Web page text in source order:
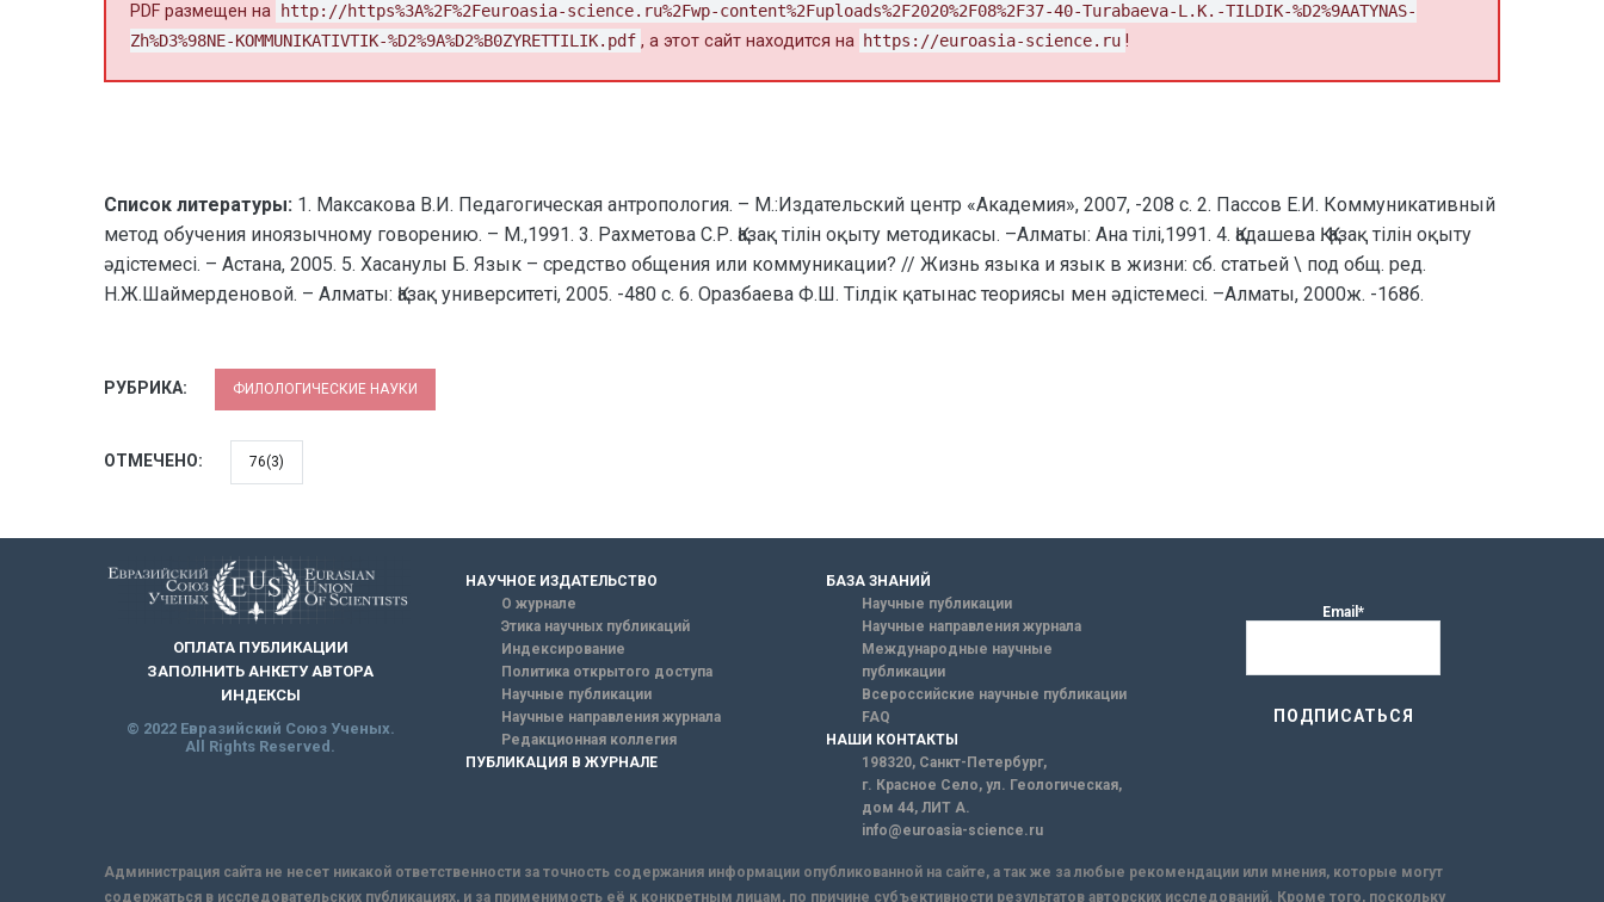
PDF размещен на
http://https%3A%2F%2Feuroasia-science.ru%2Fwp-content%2Fuploads%2F2020%2F08%2F37-40-Turabaeva-L.K.-TILDIK-%D2%9AATYNAS-
Zh%D3%98NE-KOMMUNIKATIVTIK-%D2%9A%D2%B0ZYRETTILIK.pdf , а этот сайт находится на https://euroasia-science.ru !
Список литературы: 1. Максакова В.И. Педагогическая антропология. – М.:Издательский центр «Академия», 2007, -208 с. 2. Пассов Е.И. Коммуникативный
метод обучения иноязычному говорению. – М.,1991. 3. Рахметова С.Р. Қазақ тілін оқыту методикасы. –Алматы: Ана тілі,1991. 4. Қадашева Қ. Қазақ тілін оқыту
әдістемесі. – Астана, 2005. 5. Хасанулы Б. Язык – средство общения или коммуникации? // Жизнь языка и язык в жизни: сб. статьей \ под общ. ред.
Н.Ж.Шаймерденовой. – Алматы: Қазақ университеті, 2005. -480 с. 6. Оразбаева Ф.Ш. Тілдік қатынас теориясы мен әдістемесі. –Алматы, 2000ж. -168б.
РУБРИКА: ФИЛОЛОГИЧЕСКИЕ НАУКИ
ОТМЕЧЕНО: 76(3)
ОПЛАТА ПУБЛИКАЦИИ
ЗАПОЛНИТЬ АНКЕТУ АВТОРА
ИНДЕКСЫ
© 2022 Евразийский Союз Ученых.
All Rights Reserved.
НАУЧНОЕ ИЗДАТЕЛЬСТВО
О журнале
Этика научных публикаций
Индексирование
Политика открытого доступа
Научные публикации
Научные направления журнала
Редакционная коллегия
ПУБЛИКАЦИЯ В ЖУРНАЛЕ
БАЗА ЗНАНИЙ
Научные публикации
Научные направления журнала
Международные научные
публикации
Всероссийские научные публикации
FAQ
НАШИ КОНТАКТЫ
198320, Санкт-Петербург,
г. Красное Село, ул. Геологическая,
дом 44, ЛИТ А.
info@euroasia-science.ru
Email*
Администрация сайта не несет никакой ответственности за точность содержания информации опубликованной на сайте, а так же за любые рекомендации или мнения, которые могут
содержаться в исследовательских публикациях, и за применимость её к конкретным лицам, по причине субъективности результатов авторских исследований. Кроме того, поскольку